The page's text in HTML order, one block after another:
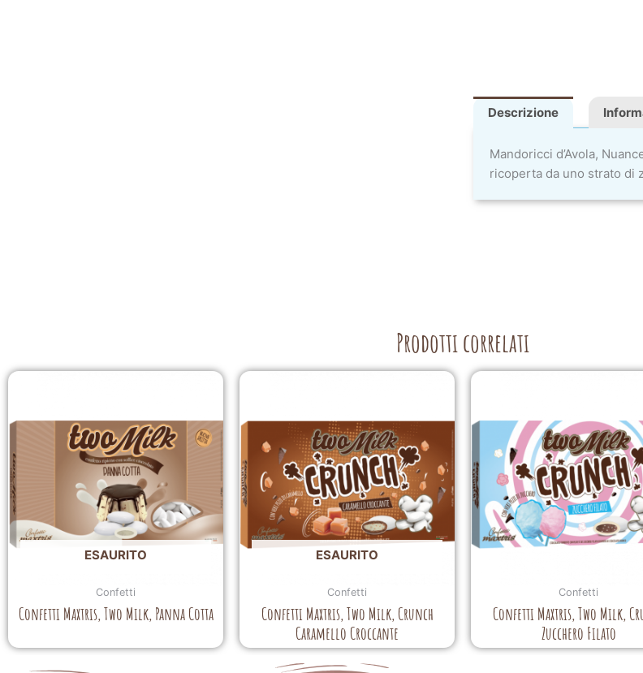
Descrizione
Mandoricci d’Avola,
ricoperta da uno strato di
Prodotti correlati
ESAURITO
Confetti
Confetti Maxtris, Two Milk, Panna Cotta
ESAURITO
Confetti
Confetti Maxtris, Two Milk, Crunch
Caramello Croccante
Confetti
Confetti Maxtris, Two Milk,
Zucchero Filato